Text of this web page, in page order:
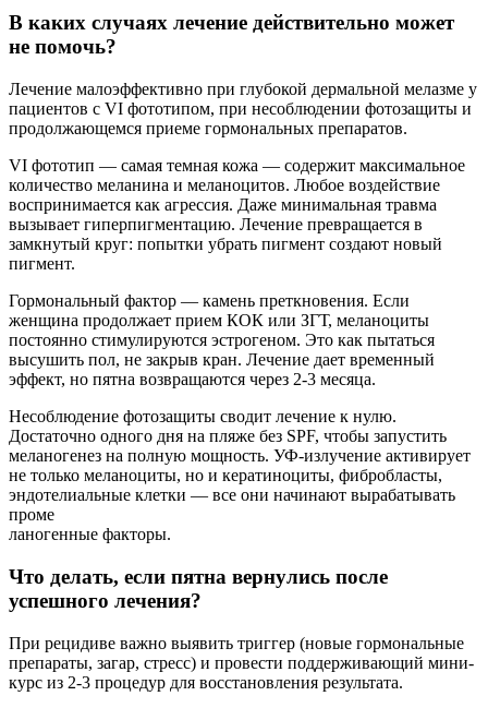
В каких случаях лечение действительно может
не помочь?
Лечение малоэффективно при глубокой дермальной мелазме у
пациентов с VI фототипом, при несоблюдении фотозащиты и
продолжающемся приеме гормональных препаратов.
VI фототип — самая темная кожа — содержит максимальное
количество меланина и меланоцитов. Любое воздействие
воспринимается как агрессия. Даже минимальная травма
вызывает гиперпигментацию. Лечение превращается в
замкнутый круг: попытки убрать пигмент создают новый
пигмент.
Гормональный фактор — камень преткновения. Если
женщина продолжает прием КОК или ЗГТ, меланоциты
постоянно стимулируются эстрогеном. Это как пытаться
высушить пол, не закрыв кран. Лечение дает временный
эффект, но пятна возвращаются через 2-3 месяца.
Несоблюдение фотозащиты сводит лечение к нулю.
Достаточно одного дня на пляже без SPF, чтобы запустить
меланогенез на полную мощность. УФ-излучение активирует
не только меланоциты, но и кератиноциты, фибробласты,
эндотелиальные клетки — все они начинают вырабатывать
проме
ланогенные факторы.
Что делать, если пятна вернулись после
успешного лечения?
При рецидиве важно выявить триггер (новые гормональные
препараты, загар, стресс) и провести поддерживающий мини-
курс из 2-3 процедур для восстановления результата.